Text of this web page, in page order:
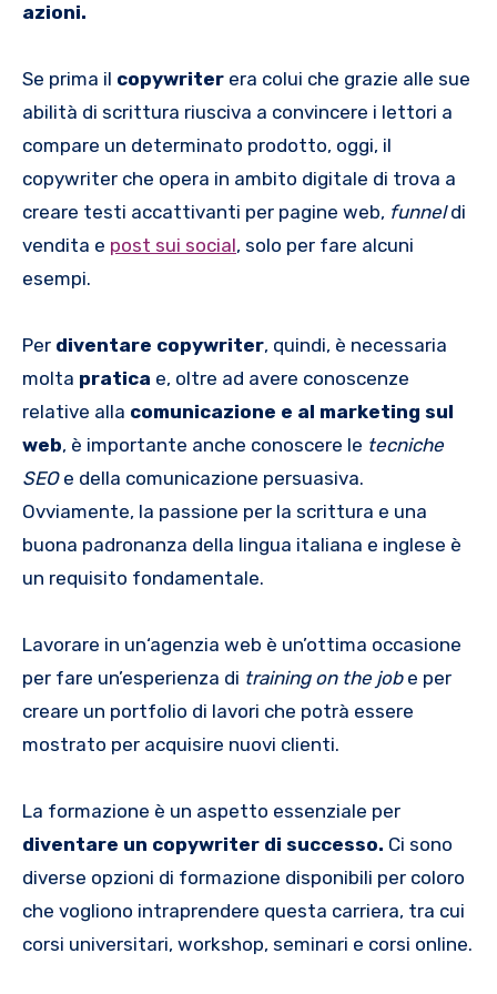
azioni.
Se prima il copywriter era colui che grazie alle sue
abilità di scrittura riusciva a convincere i lettori a
compare un determinato prodotto, oggi, il
copywriter che opera in ambito digitale di trova a
creare testi accattivanti per pagine web, funneldi
vendita e post sui social, solo per fare alcuni
esempi.
Per diventare copywriter, quindi, è necessaria
molta pratica e, oltre ad avere conoscenze
relative alla comunicazione e al marketing sul
web, è importante anche conoscere le tecniche
SEO e della comunicazione persuasiva.
Ovviamente, la passione per la scrittura e una
buona padronanza della lingua italiana e inglese è
un requisito fondamentale.
Lavorare in un‘agenzia web è un’ottima occasione
per fare un’esperienza di training on the jobe per
creare un portfolio di lavori che potrà essere
mostrato per acquisire nuovi clienti.
La formazione è un aspetto essenziale per
diventare un copywriter di successo. Ci sono
diverse opzioni di formazione disponibili per coloro
che vogliono intraprendere questa carriera, tra cui
corsi universitari, workshop, seminari e corsi online.